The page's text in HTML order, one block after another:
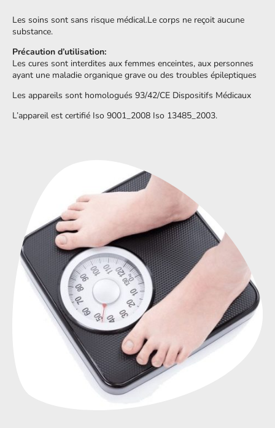
Les soins sont sans risque médical.Le corps ne reçoit aucune
substance.
Précaution d’utilisation:
Les cures sont interdites aux femmes enceintes, aux personnes
ayant une maladie organique grave ou des troubles épileptiques
Les appareils sont homologués 93/42/CE Dispositifs Médicaux
L’appareil est certifié Iso 9001_2008 Iso 13485_2003.